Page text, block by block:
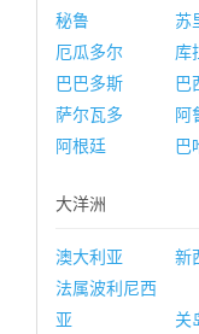
秘鲁
苏
厄瓜多尔
库
巴巴多斯
巴
萨尔瓦多
阿
阿根廷
巴
大洋洲
澳大利亚 新
法属波利尼西
亚
关